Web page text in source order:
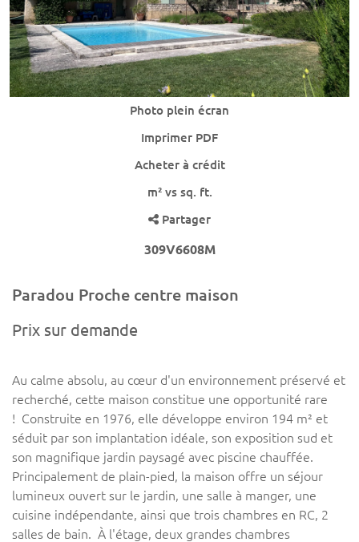
Photo plein écran
Imprimer PDF
Acheter à crédit
m² vs sq. ft.
Partager
309V6608M
Paradou Proche centre maison
Prix sur demande
Au calme absolu, au cœur d'un environnement préservé et
recherché, cette maison constitue une opportunité rare
! Construite en 1976, elle développe environ 194 m² et
séduit par son implantation idéale, son exposition sud et
son magnifique jardin paysagé avec piscine chauffée.
Principalement de plain-pied, la maison offre un séjour
lumineux ouvert sur le jardin, une salle à manger, une
cuisine indépendante, ainsi que trois chambres en RC, 2
salles de bain. À l'étage, deux grandes chambres